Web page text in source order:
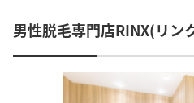
男性脱毛専門店RINX(リン